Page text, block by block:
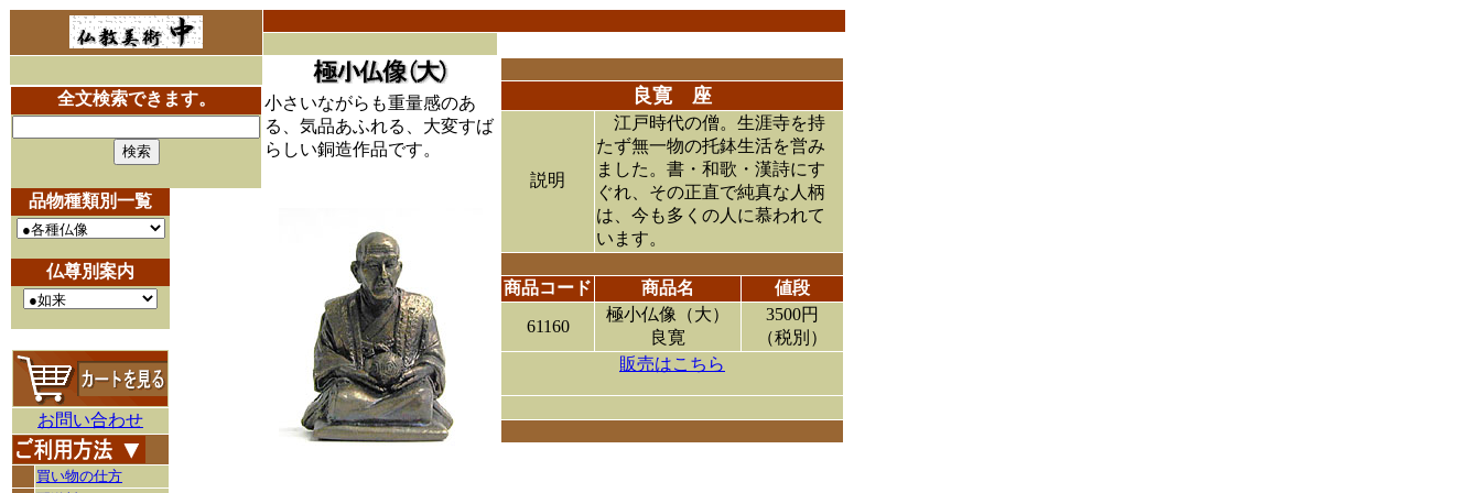
良寛 座
説明
江戸時代の僧。生涯寺を持
たず無一物の托鉢生活を営み
ました。書・和歌・漢詩にす
ぐれ、その正直で純真な人柄
は、今も多くの人に慕われて
います。
商品コード 商品名 値段
61160
極小仏像（大）
良寛
3500円
（税別）
販売はこちら
全文検索できます。
品物種類別一覧
仏尊別案内
お問い合わせ
買い物の仕方
小さいながらも重量感のあ
る、気品あふれる、大変すば
らしい銅造作品です。